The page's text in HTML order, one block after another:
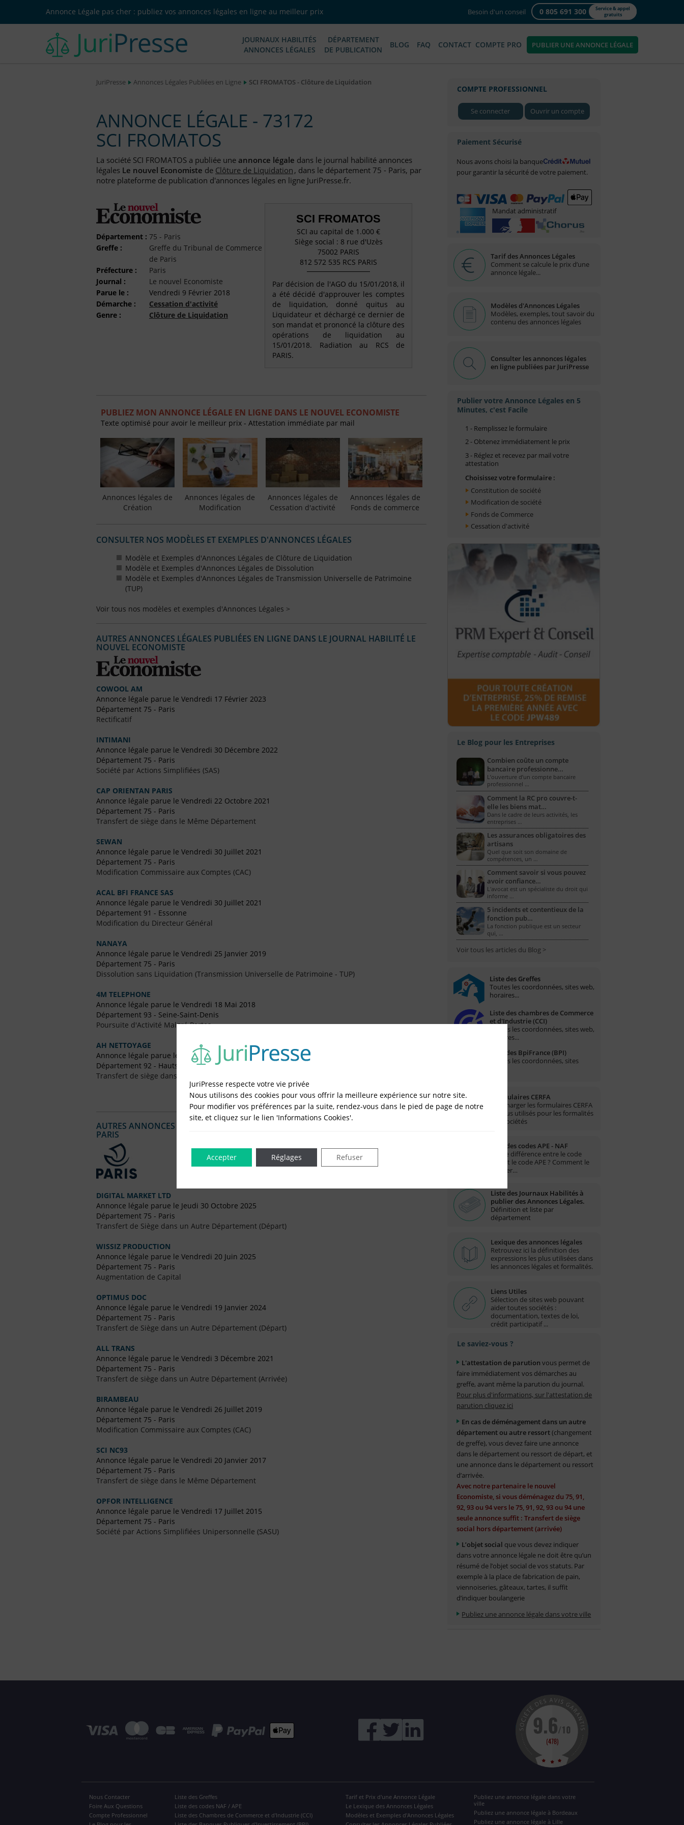
Annonce Légale pas cher : publiez vos annonces légales en ligne au meilleur prix Besoin d'un conseil 0 805 691 300
Service & appel
gratuits
JOURNAUX HABILITÉS
ANNONCES LÉGALES
DÉPARTEMENT
DE PUBLICATION
BLOG FAQ CONTACT COMPTE PRO PUBLIER UNE ANNONCE LÉGALE
JuriPresse Annonces Légales Publiées en Ligne SCI FROMATOS - Clôture de Liquidation
ANNONCE LÉGALE - 73172
SCI FROMATOS
La société SCI FROMATOS a publiée une annonce légale dans le journal habilité annonces
légales Le nouvel Economiste de Clôture de Liquidation, dans le département 75 - Paris, par
notre plateforme de publication d'annonces légales en ligne JuriPresse.fr.
Département : 75 - Paris
Greffe :
Greffe du Tribunal de Commerce
de Paris
Préfecture :
Paris
Journal :
Le nouvel Economiste
Parue le :
Vendredi 9 Février 2018
Démarche :
Cessation d'activité
Genre :
Clôture de Liquidation
SCI FROMATOS
SCI au capital de 1.000 €
Siège social : 8 rue d'Uzès
75002 PARIS
812 572 535 RCS PARIS
Par décision de l'AGO du 15/01/2018, il
a été décidé d'approuver les comptes
de liquidation, donné quitus au
Liquidateur et déchargé ce dernier de
son mandat et prononcé la clôture des
opérations de liquidation au
15/01/2018. Radiation au RCS de
PARIS.
PUBLIEZ MON ANNONCE LÉGALE EN LIGNE DANS LE NOUVEL ECONOMISTE
Texte optimisé pour avoir le meilleur prix - Attestation immédiate par mail
Annonces légales de
Création
Annonces légales de
Modification
Annonces légales de
Cessation d'activité
Annonces légales de
Fonds de commerce
CONSULTER NOS MODÈLES ET EXEMPLES D'ANNONCES LÉGALES
Modèle et Exemples d'Annonces Légales de Clôture de Liquidation
Modèle et Exemples d'Annonces Légales de Dissolution
Modèle et Exemples d'Annonces Légales de Transmission Universelle de Patrimoine
(TUP)
Voir tous nos modèles et exemples d'Annonces Légales >
AUTRES ANNONCES LÉGALES PUBLIÉES EN LIGNE DANS LE JOURNAL HABILITÉ LE
NOUVEL ECONOMISTE
COWOOL AM
Annonce légale parue le Vendredi 17 Février 2023
Département 75 - Paris
Rectificatif
INTIMANI
Annonce légale parue le Vendredi 30 Décembre 2022
Département 75 - Paris
Société par Actions Simplifiées (SAS)
CAP ORIENTAN PARIS
Annonce légale parue le Vendredi 22 Octobre 2021
Département 75 - Paris
Transfert de siège dans le Même Département
SEWAN
Annonce légale parue le Vendredi 30 Juillet 2021
Département 75 - Paris
Modification Commissaire aux Comptes (CAC)
ACAL BFI FRANCE SAS
Annonce légale parue le Vendredi 30 Juillet 2021
Département 91 - Essonne
Modification du Directeur Général
NANAYA
Annonce légale parue le Vendredi 25 Janvier 2019
Département 75 - Paris
Dissolution sans Liquidation (Transmission Universelle de Patrimoine - TUP)
4M TELEPHONE
Annonce légale parue le Vendredi 18 Mai 2018
Département 93 - Seine-Saint-Denis
Poursuite d'Activité Malgré Pertes
AH NETTOYAGE
Annonce légale parue le Vendredi 5 Février 2016
Département 92 - Hauts-de-Seine
Transfert de siège dans un Autre Département (Arrivée)
AUTRES ANNONCES LÉGALES PUBLIÉES EN LIGNE DANS LE DÉPARTEMENT DU 75 -
PARIS
DIGITAL MARKET LTD
Annonce légale parue le Jeudi 30 Octobre 2025
Département 75 - Paris
Transfert de Siège dans un Autre Département (Départ)
WISSIZ PRODUCTION
Annonce légale parue le Vendredi 20 Juin 2025
Département 75 - Paris
Augmentation de Capital
OPTIMUS DOC
Annonce légale parue le Vendredi 19 Janvier 2024
Département 75 - Paris
Transfert de Siège dans un Autre Département (Départ)
ALL TRANS
Annonce légale parue le Vendredi 3 Décembre 2021
Département 75 - Paris
Transfert de siège dans un Autre Département (Arrivée)
BIRAMBEAU
Annonce légale parue le Vendredi 26 Juillet 2019
Département 75 - Paris
Modification Commissaire aux Comptes (CAC)
SCI NC93
Annonce légale parue le Vendredi 20 Janvier 2017
Département 75 - Paris
Transfert de siège dans le Même Département
OPFOR INTELLIGENCE
Annonce légale parue le Vendredi 17 Juillet 2015
Département 75 - Paris
Société par Actions Simplifiées Unipersonnelle (SASU)
COMPTE PROFESSIONNEL
Se connecter Ouvrir un compte
Paiement Sécurisé
Nous avons choisi la banque
pour garantir la sécurité de votre paiement.
Mandat administratif
Tarif des Annonces Légales
Comment se calcule le prix d’une
annonce légale...
Modèles d'Annonces Légales
Modèles, exemples, tout savoir du
contenu des annonces légales
Consulter les annonces légales
en ligne publiées par JuriPresse
Publier votre Annonce Légales en 5
Minutes, c'est Facile
1 - Remplissez le formulaire
2 - Obtenez immédiatement le prix
3 - Réglez et recevez par mail votre
attestation
Choisissez votre formulaire :
Constitution de société
Modification de société
Fonds de Commerce
Cessation d'activité
Le Blog pour les Entreprises
Combien coûte un compte
bancaire professionne…
L’ouverture d’un compte bancaire
professionnel …
Comment la RC pro couvre-t-
elle les biens mat…
Dans le cadre de leurs activités, les
entreprises …
Les assurances obligatoires des
artisans
Quel que soit son domaine de
compétences, un …
Comment savoir si vous pouvez
avoir confiance…
L'avocat est un spécialiste du droit qui
informe …
5 incidents et contentieux de la
fonction pub…
La fonction publique est un secteur
qui, …
Voir tous les articles du Blog >
Liste des Greffes
Toutes les coordonnées, sites web,
horaires...
Liste des chambres de Commerce
et d'Industrie (CCI)
Toutes les coordonnées, sites web,
horaires...
Liste des BpiFrance (BPI)
Toutes les coordonnées, sites
Formulaires CERFA
Télécharger les formulaires CERFA
les plus utilisés pour les formalités
des sociétés
Liste des codes APE - NAF
Quelle différence entre le code
NAF et le code APE ? Comment le
trouver…
Liste des Journaux Habilités à
publier des Annonces Légales.
Définition et liste par
département
Lexique des annonces légales
Retrouvez ici la définition des
expressions les plus utilisées dans
les annonces légales et formalités.
Liens Utiles
Sélection de sites web pouvant
aider toutes sociétés :
documentation, textes de loi,
crédit participatif ...
Le saviez-vous ?
L'attestation de parution vous permet de
faire immédiatement vos démarches au
greffe, avant même la parution du journal.
Pour plus d'informations, sur l'attestation de
parution cliquez ici
En cas de déménagement dans un autre
département ou autre ressort(changement
de greffe), vous devez faire une annonce
dans le département ou ressort de départ, et
une annonce dans le département ou ressort
d’arrivée.
Avec notre partenaire le nouvel
Economiste, si vous déménagez du 75, 91,
92, 93 ou 94 vers le 75, 91, 92, 93 ou 94 une
seule annonce suffit : Transfert de siège
social hors département (arrivée)
L’objet social que vous devez indiquer
dans votre annonce légale ne doit être qu’un
résumé de l’objet social de vos statuts. Par
exemple à la place de fabrication de pain,
viennoiseries, gâteaux, tartes, il suffit
d’indiquer boulangerie
Publiez une annonce légale dans votre ville
Nous Contacter
Foire Aux Questions
Compte Professionnel
Liste des Greffes
Liste des codes NAF / APE
Liste des Chambres de Commerce et d'Industrie (CCI)
Tarif et Prix d'une Annonce Légale
Le Lexique des Annonces Légales
Modèles et Exemples d'Annonces Légales
Publiez une annonce légale dans votre
ville
Publiez une annonce légale à Bordeaux
Publiez une annonce légale à Lille
JuriPresse respecte votre vie privée
Nous utilisons des cookies pour vous offrir la meilleure expérience sur notre site.
Pour modifier vos préférences par la suite, rendez-vous dans le pied de page de notre
site, et cliquez sur le lien 'Informations Cookies'.
Accepter Refuser
Réglages